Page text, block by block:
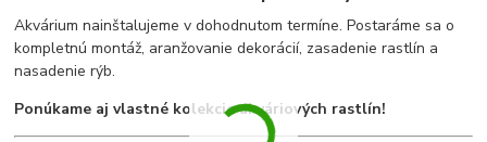
Akvárium nainštalujeme v dohodnutom termíne. Postaráme sa o
kompletnú montáž, aranžovanie dekorácií, zasadenie rastlín a
nasadenie rýb.
Ponúkame aj vlastné kolekcie akváriových rastlín!